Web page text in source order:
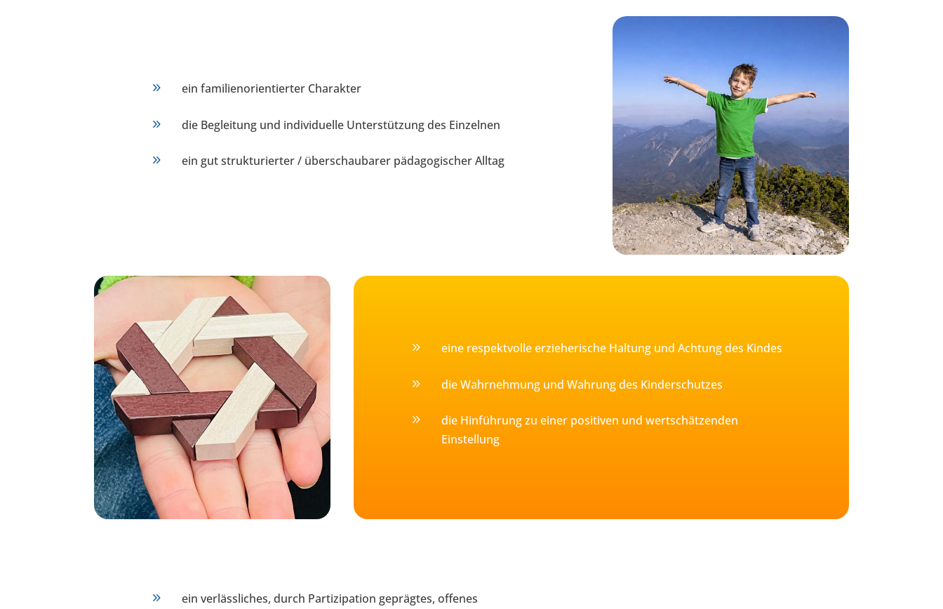
9 ein familienorientierter Charakter
9 die Begleitung und individuelle Unterstützung des Einzelnen
9 ein gut strukturierter / überschaubarer pädagogischer Alltag
9 eine respektvolle erzieherische Haltung und Achtung des Kindes
9 die Wahrnehmung und Wahrung des Kinderschutzes
9
die Hinführung zu einer positiven und wertschätzenden
Einstellung
9
ein verlässliches, durch Partizipation geprägtes, offenes